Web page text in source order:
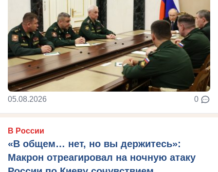
05.08.2026 0
В России
«В общем… нет, но вы держитесь»:
Макрон отреагировал на ночную атаку